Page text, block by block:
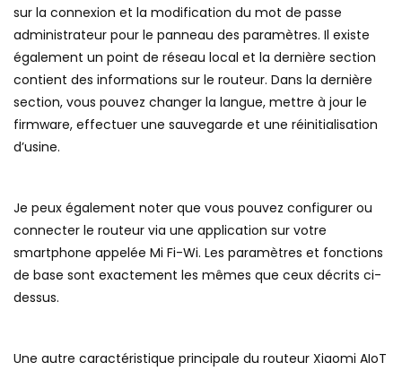
sur la connexion et la modification du mot de passe
administrateur pour le panneau des paramètres. Il existe
également un point de réseau local et la dernière section
contient des informations sur le routeur. Dans la dernière
section, vous pouvez changer la langue, mettre à jour le
firmware, effectuer une sauvegarde et une réinitialisation
d’usine.
Je peux également noter que vous pouvez configurer ou
connecter le routeur via une application sur votre
smartphone appelée Mi Fi-Wi. Les paramètres et fonctions
de base sont exactement les mêmes que ceux décrits ci-
dessus.
Une autre caractéristique principale du routeur Xiaomi AIoT